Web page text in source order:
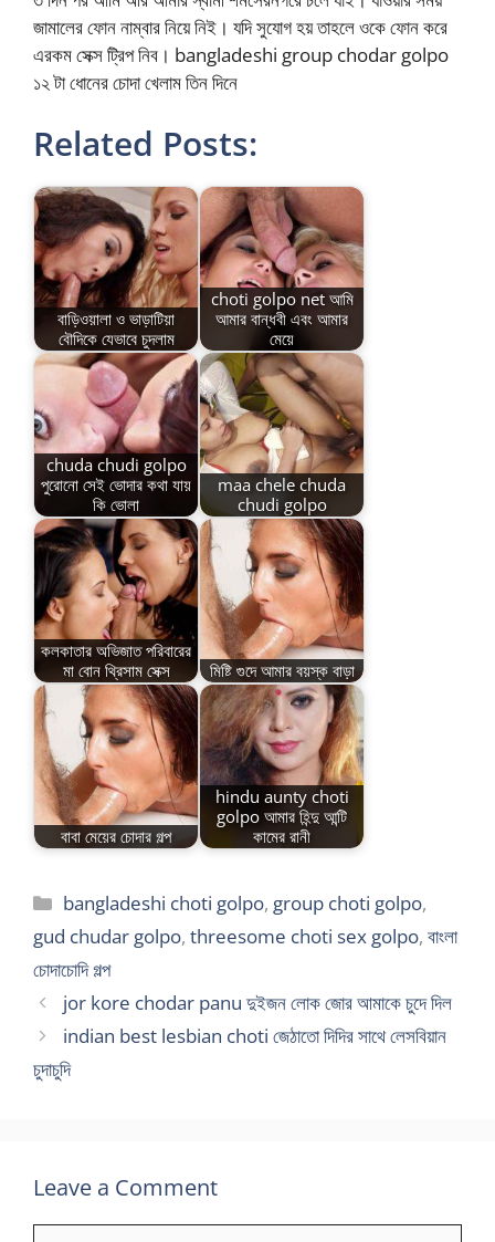
জামালের ফোন নাম্বার নিয়ে নিই। যদি সুযোগ হয় তাহলে ওকে ফোন করে
এরকম সেক্স ট্রিপ নিব। bangladeshi group chodar golpo
১২ টা ধোনের চোদা খেলাম তিন দিনে
Related Posts:
বাড়িওয়ালা ও ভাড়াটিয়া
বৌদিকে যেভাবে চুদলাম
choti golpo net আমি
আমার বান্ধবী এবং আমার
মেয়ে
chuda chudi golpo
পুরোনো সেই ভোদার কথা যায়
কি ভোলা
maa chele chuda
chudi golpo
কলকাতার অভিজাত পরিবারের
মা বোন থ্রিসাম সেক্স
মিষ্টি গুদে আমার বয়স্ক বাড়া
বাবা মেয়ের চোদার গল্প
hindu aunty choti
golpo আমার হিন্দু আন্টি
কামের রানী
Categories
bangladeshi choti golpo, group choti golpo,
gud chudar golpo, threesome choti sex golpo, বাংলা
চোদাচোদি গল্প
jor kore chodar panu দুইজন লোক জোর আমাকে চুদে দিল
indian best lesbian choti জেঠাতো দিদির সাথে লেসবিয়ান
চুদাচুদি
Leave a Comment